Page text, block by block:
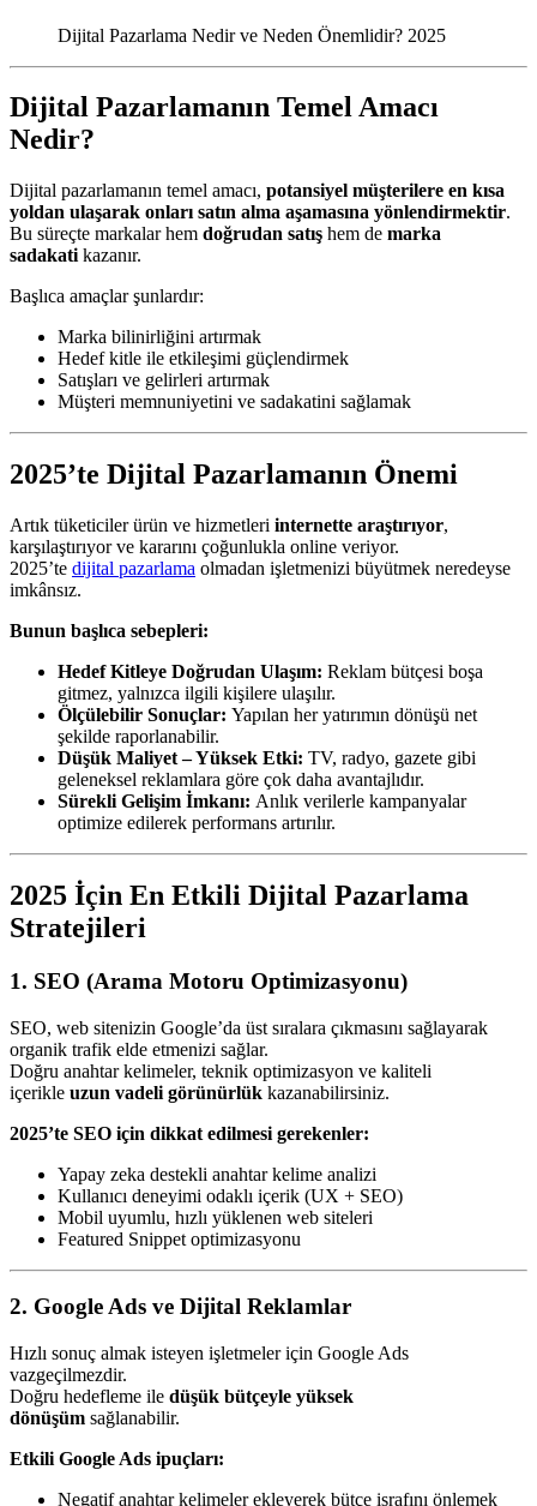
Dijital Pazarlama Nedir ve Neden Önemlidir? 2025
Dijital Pazarlamanın Temel Amacı
Nedir?
Dijital pazarlamanın temel amacı, potansiyel müşterilere en kısa
yoldan ulaşarak onları satın alma aşamasına yönlendirmektir.
Bu süreçte markalar hem doğrudan satış hem de marka
sadakati kazanır.
Başlıca amaçlar şunlardır:
Marka bilinirliğini artırmak
Hedef kitle ile etkileşimi güçlendirmek
Satışları ve gelirleri artırmak
Müşteri memnuniyetini ve sadakatini sağlamak
2025’te Dijital Pazarlamanın Önemi
Artık tüketiciler ürün ve hizmetleri internette araştırıyor,
karşılaştırıyor ve kararını çoğunlukla online veriyor.
2025’te dijital pazarlama olmadan işletmenizi büyütmek neredeyse
imkânsız.
Bunun başlıca sebepleri:
Hedef Kitleye Doğrudan Ulaşım: Reklam bütçesi boşa
gitmez, yalnızca ilgili kişilere ulaşılır.
Ölçülebilir Sonuçlar: Yapılan her yatırımın dönüşü net
şekilde raporlanabilir.
Düşük Maliyet – Yüksek Etki: TV, radyo, gazete gibi
geleneksel reklamlara göre çok daha avantajlıdır.
Sürekli Gelişim İmkanı: Anlık verilerle kampanyalar
optimize edilerek performans artırılır.
2025 İçin En Etkili Dijital Pazarlama
Stratejileri
1. SEO (Arama Motoru Optimizasyonu)
SEO, web sitenizin Google’da üst sıralara çıkmasını sağlayarak
organik trafik elde etmenizi sağlar.
Doğru anahtar kelimeler, teknik optimizasyon ve kaliteli
içerikle uzun vadeli görünürlük kazanabilirsiniz.
2025’te SEO için dikkat edilmesi gerekenler:
Yapay zeka destekli anahtar kelime analizi
Kullanıcı deneyimi odaklı içerik (UX + SEO)
Mobil uyumlu, hızlı yüklenen web siteleri
Featured Snippet optimizasyonu
2. Google Ads ve Dijital Reklamlar
Hızlı sonuç almak isteyen işletmeler için Google Ads
vazgeçilmezdir.
Doğru hedefleme ile düşük bütçeyle yüksek
dönüşüm sağlanabilir.
Etkili Google Ads ipuçları:
Negatif anahtar kelimeler ekleyerek bütçe israfını önlemek